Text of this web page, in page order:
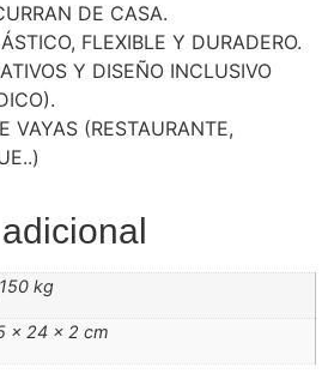
DE CASA.
FLEXIBLE Y DURADERO.
Y DISEÑO INCLUSIVO
VAYAS (RESTAURANTE,
kg
× 24 × 2 cm